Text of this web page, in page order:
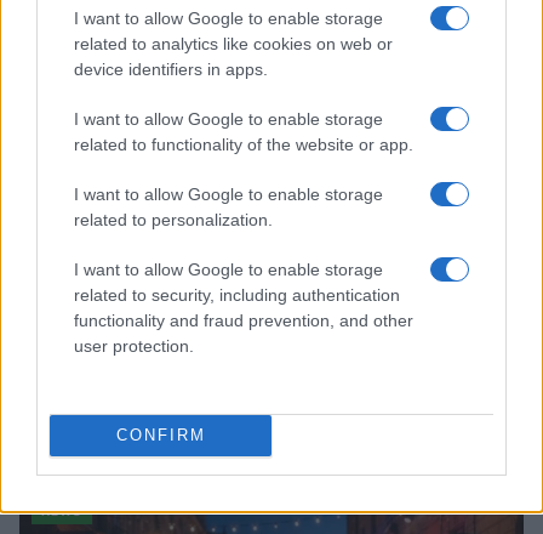
I want to allow Google to enable storage
related to analytics like cookies on web or
device identifiers in apps.
I want to allow Google to enable storage
related to functionality of the website or app.
I want to allow Google to enable storage
related to personalization.
I want to allow Google to enable storage
related to security, including authentication
functionality and fraud prevention, and other
user protection.
CONFIRM
Francesca Lombardi · 29 Lug 2026
NEWS
valore educativo
Francesca Lombardi · 27 Lug 2026
NEWS